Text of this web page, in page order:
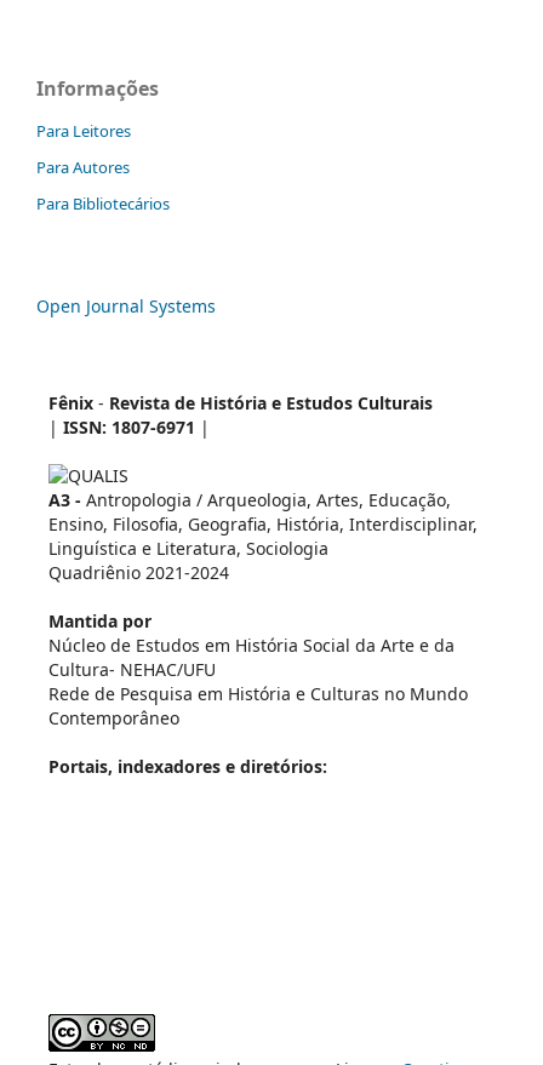
Informações
Para Leitores
Para Autores
Para Bibliotecários
Open Journal Systems
Fênix- Revista de História e Estudos Culturais
| ISSN: 1807-6971 |
A3 - Antropologia / Arqueologia, Artes, Educação,
Ensino, Filosofia, Geografia, História, Interdisciplinar,
Linguística e Literatura, Sociologia
Quadriênio 2021-2024
Mantida por
Núcleo de Estudos em História Social da Arte e da
Cultura- NEHAC/UFU
Rede de Pesquisa em História e Culturas no Mundo
Contemporâneo
Portais, indexadores e diretórios: